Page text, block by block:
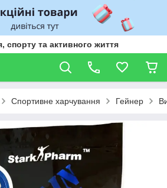
спорту та активного життя
Спортивне харчування Гейнер